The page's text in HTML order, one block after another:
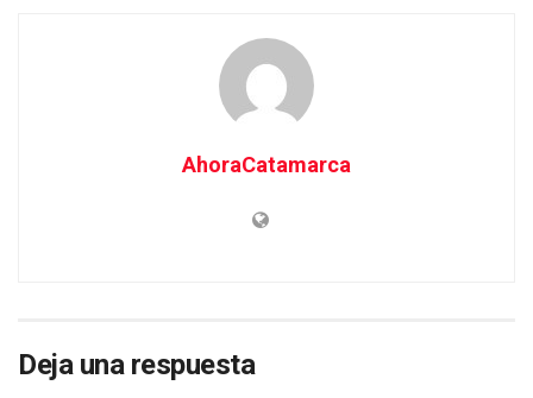
AhoraCatamarca
Deja una respuesta